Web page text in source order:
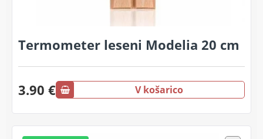
Termometer leseni Modelia 20 cm
3.90 € V košarico